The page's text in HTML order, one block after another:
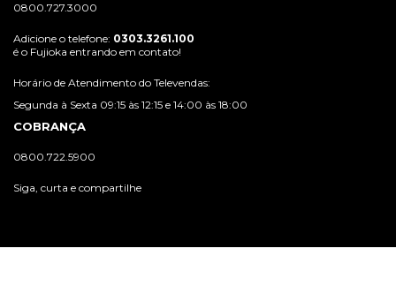
0800.727.3000
Adicione o telefone: 0303.3261.100
é o Fujioka entrando em contato!
Horário de Atendimento do Televendas:
Segunda à Sexta 09:15 às 12:15 e 14:00 às 18:00
COBRANÇA
0800.722.5900
Siga, curta e compartilhe